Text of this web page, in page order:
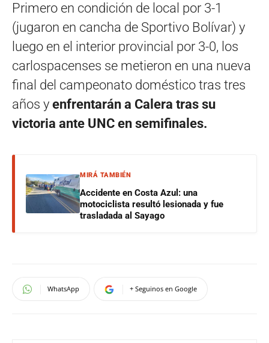
Primero en condición de local por 3-1
(jugaron en cancha de Sportivo Bolívar) y
luego en el interior provincial por 3-0, los
carlospacenses se metieron en una nueva
final del campeonato doméstico tras tres
años y enfrentarán a Calera tras su
victoria ante UNC en semifinales.
MIRÁ TAMBIÉN
Accidente en Costa Azul: una
motociclista resultó lesionada y fue
trasladada al Sayago
WhatsApp + Seguinos en Google